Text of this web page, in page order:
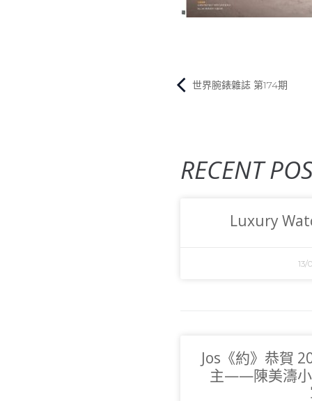
世界腕錶雜誌 第174期
RECENT
Luxury
13/
Jos《約》恭賀
主——陳美濤小